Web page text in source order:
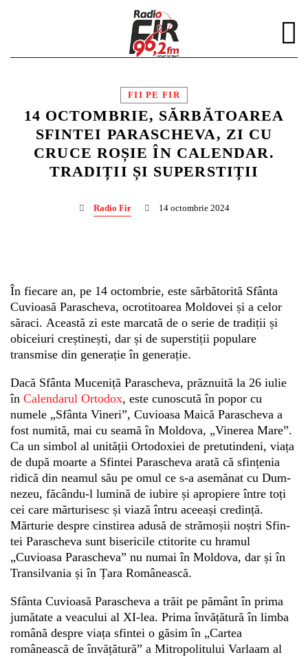
CAUTA IN SITE:
DISTRIBUIE PAGINA PE:
Pinterest
Whatsapp
FII PE FIR
14 OCTOMBRIE, SĂRBĂTOAREA
SFINTEI PARASCHEVA, ZI CU
CRUCE ROȘIE ÎN CALENDAR.
TRADIȚII ȘI SUPERSTIȚII
Radio Fir 14 octombrie 2024
În fiecare an, pe 14 octombrie, este sărbătorită Sfânta
Cuvioasă Parascheva, ocrotitoarea Moldovei și a celor
săraci. Această zi este marcată de o serie de tradiții și
obiceiuri creștinești, dar și de superstiții populare
transmise din generație în generație.
Dacă Sfânta Muceniță Parascheva, prăz­nuită la 26 iulie
în Calendarul Ortodox, este cu­noscută în popor cu
numele „Sfânta Vineri”, Cuvioasa Maică Parascheva a
fost nu­mi­tă, mai cu seamă în Moldova, „Vinerea Mare”.
Ca un simbol al unității Ortodoxiei de pre­tutindeni, viața
de după moarte a Sfintei Pa­­rascheva arată că sfin­țenia
ridică din nea­mul său pe omul ce s-a ase­­mănat cu Dum­
ne­zeu, făcându-l lumină de iu­bire și apropiere între toți
cei care măr­tu­ri­­sesc și viază întru aceeași credință.
Mărturie des­pre cinstirea adusă de strămoșii noștri Sfin­
tei Parascheva sunt bisericile ctitorite cu hra­­mul
„Cuvioasa Parascheva” nu numai în Mol­­­dova, dar și în
Tran­silvania și în Țara Ro­mâ­­nească.
Sfânta Cuvioasă Parascheva a trăit pe pă­mânt în prima
jumătate a veacului al XI-lea. Prima învă­țătură în limba
română despre viața sfin­­tei o găsim în „Cartea
românească de în­vă­ță­tură” a Mitropo­litului Varlaam al